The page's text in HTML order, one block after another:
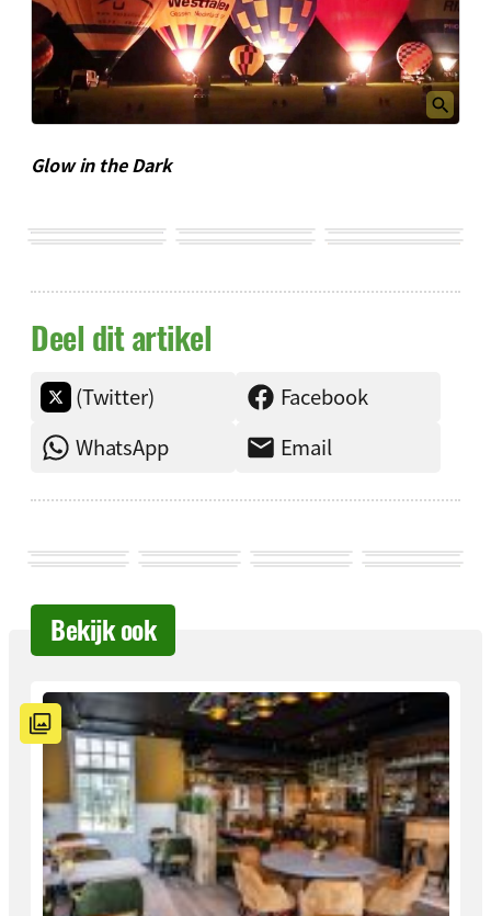
Glow in the Dark
Deel dit artikel
(Twitter)
Facebook
WhatsApp
Email
Bekijk ook